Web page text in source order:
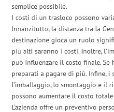
semplice possibile.
I costi di un trasloco possono
Innanzitutto, la distanza tra la
destinazione gioca un ruolo
più alti saranno i costi. Inoltre,
può influenzare il costo finale.
preparati a pagare di più. Infine, i
l’imballaggio, lo smontaggio e il
possono aumentare il costo
L’azienda offre un preventivo